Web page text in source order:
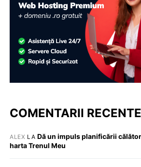
COMENTARII RECENTE
ALEX LA Dă un impuls planificării
harta Trenul Meu